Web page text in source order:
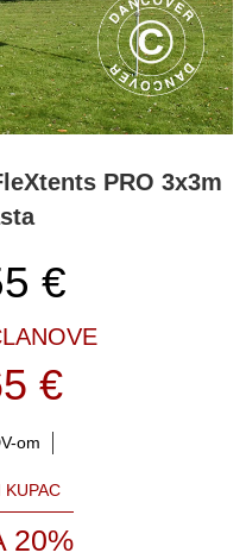
PRO 3x3m
€
€
om
KUPAC
20%